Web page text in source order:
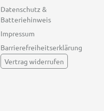
Datenschutz &
Batteriehinweis
Impressum
Barrierefreiheitserklärung
Vertrag widerrufen